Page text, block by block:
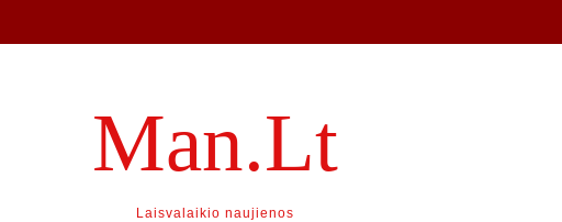
Man.Lt
Laisvalaikio naujienos